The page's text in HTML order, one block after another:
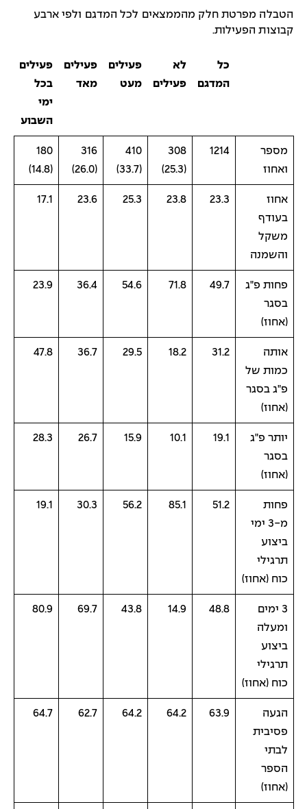
הטבלה מפרטת חלק מהממצאים לכל המדגם ולפי ארבע
קבוצות הפעילות.
כל
המדגם
לא
פעילים
פעילים
מעט
פעילים
מאד
פעילים
בכל
ימי
השבוע
מספר
ואחוז
1214
308
(25.3)
410
(33.7)
316
(26.0)
180
(14.8)
אחוז
בעודף
משקל
והשמנה
23.3
23.8
25.3
23.6
17.1
פחות פ"ג
בסגר
(אחוז)
49.7
71.8
54.6
36.4
23.9
אותה
כמות של
פ"ג בסגר
(אחוז)
31.2
18.2
29.5
36.7
47.8
יותר פ"ג
בסגר
(אחוז)
19.1
10.1
15.9
26.7
28.3
פחות
מ-3 ימי
ביצוע
תרגילי
כוח (אחוז)
51.2
85.1
56.2
30.3
19.1
3 ימים
ומעלה
ביצוע
תרגילי
כוח (אחוז)
48.8
14.9
43.8
69.7
80.9
הגעה
פסיבית
לבתי
הספר
(אחוז)
63.9
64.2
64.2
62.7
64.7